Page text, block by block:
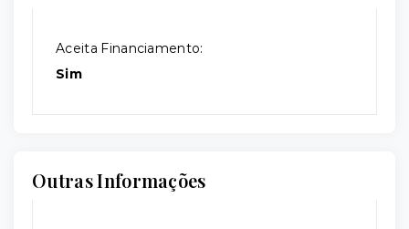
Aceita Financiamento:
Sim
Outras Informações